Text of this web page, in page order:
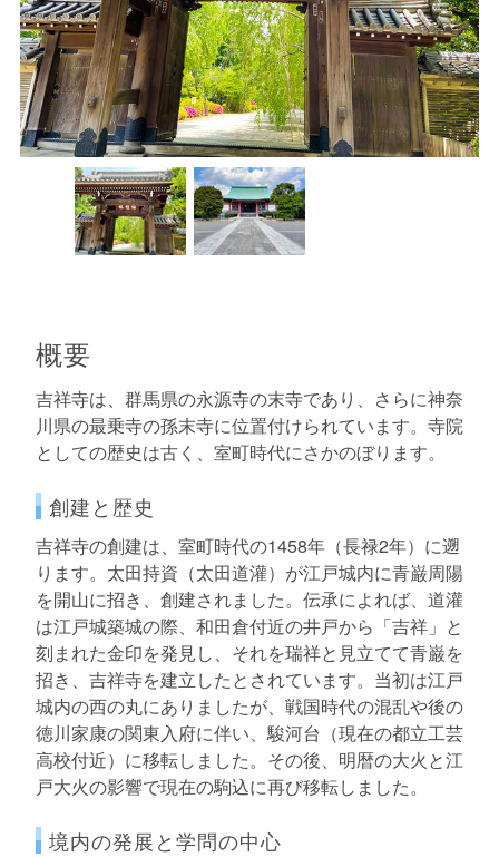
概要
吉祥寺は、群馬県の永源寺の末寺であり、さらに神奈
川県の最乗寺の孫末寺に位置付けられています。寺院
としての歴史は古く、室町時代にさかのぼります。
創建と歴史
吉祥寺の創建は、室町時代の1458年（長禄2年）に遡
ります。太田持資（太田道灌）が江戸城内に青巌周陽
を開山に招き、創建されました。伝承によれば、道灌
は江戸城築城の際、和田倉付近の井戸から「吉祥」と
刻まれた金印を発見し、それを瑞祥と見立てて青巌を
招き、吉祥寺を建立したとされています。当初は江戸
城内の西の丸にありましたが、戦国時代の混乱や後の
徳川家康の関東入府に伴い、駿河台（現在の都立工芸
高校付近）に移転しました。その後、明暦の大火と江
戸大火の影響で現在の駒込に再び移転しました。
境内の発展と学問の中心